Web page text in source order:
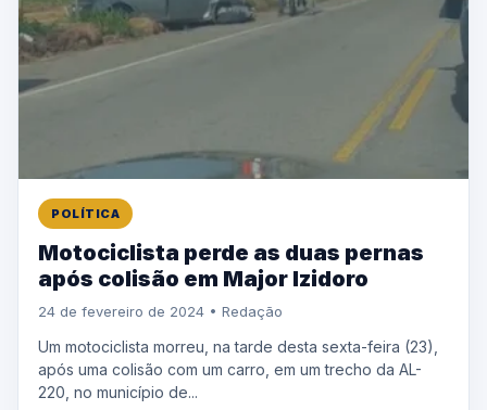
POLÍTICA
Motociclista perde as duas pernas
após colisão em Major Izidoro
24 de fevereiro de 2024 • Redação
Um motociclista morreu, na tarde desta sexta-feira (23),
após uma colisão com um carro, em um trecho da AL-
220, no município de...